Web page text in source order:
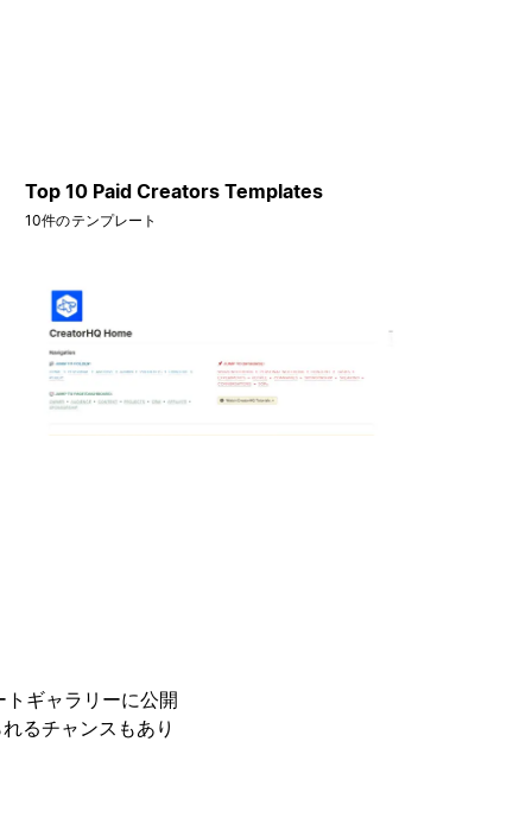
Top 10 Paid Creators Templates
10件のテンプレート
ギャラリーに公開
るチャンスもあり